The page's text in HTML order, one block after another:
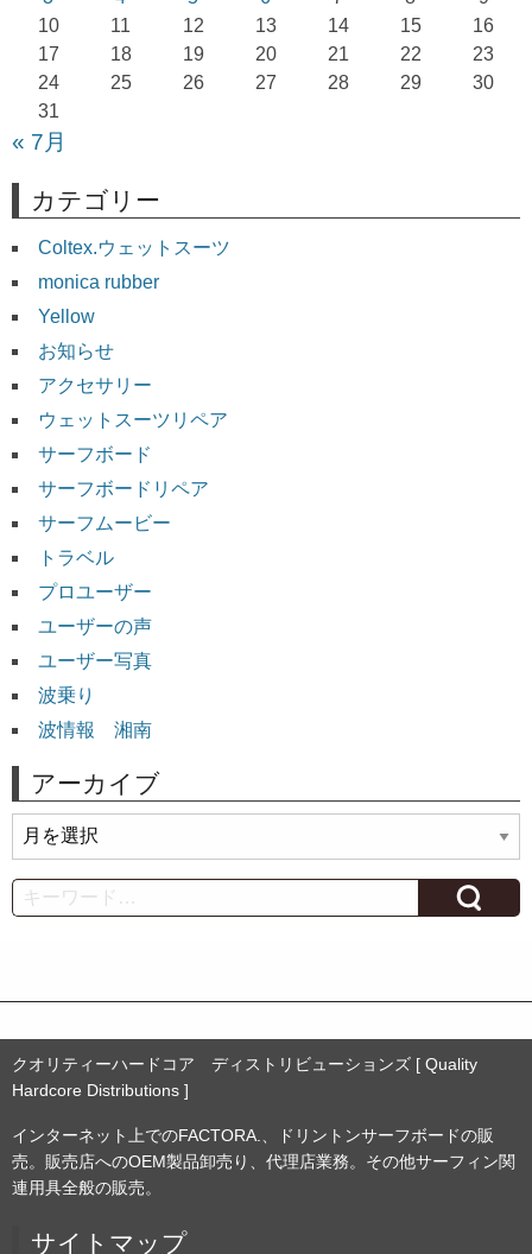
10
11 12 13 14 15
16
17
18 19 20 21 22
23
24
25 26 27 28 29
30
31
« 7月
カテゴリー
Coltex.ウェットスーツ
monica rubber
Yellow
お知らせ
アクセサリー
ウェットスーツリペア
サーフボード
サーフボードリペア
サーフムービー
トラベル
プロユーザー
ユーザーの声
ユーザー写真
波乗り
波情報 湘南
アーカイブ
ー
カ
イ
Search
クオリティーハードコア ディストリビューションズ [ Quality
Hardcore Distributions ]
インターネット上でのFACTORA.、ドリントンサーフボードの販
売。販売店へのOEM製品卸売り、代理店業務。その他サーフィン関
連用具全般の販売。
サイトマップ